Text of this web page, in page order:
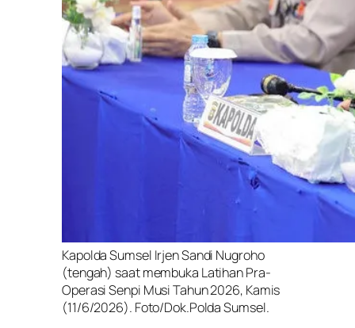
Kapolda Sumsel Irjen Sandi Nugroho
(tengah) saat membuka Latihan Pra-
Operasi Senpi Musi Tahun 2026, Kamis
(11/6/2026). Foto/Dok.Polda Sumsel.